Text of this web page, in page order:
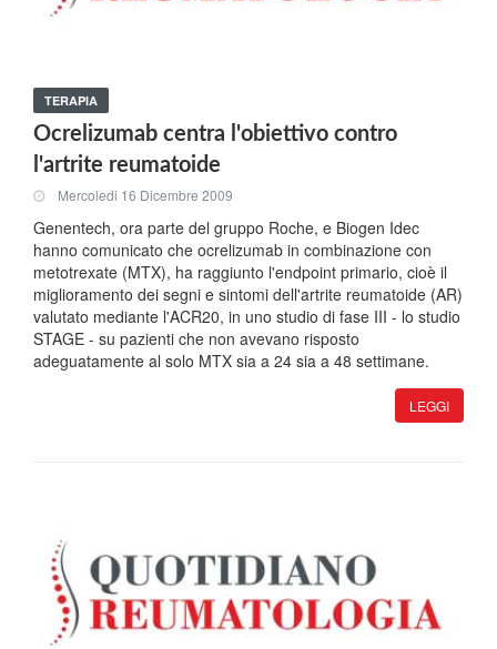
TERAPIA
Ocrelizumab centra l'obiettivo contro
l'artrite reumatoide
Mercoledi 16 Dicembre 2009
Genentech, ora parte del gruppo Roche, e Biogen Idec
hanno comunicato che ocrelizumab in combinazione con
metotrexate (MTX), ha raggiunto l'endpoint primario, cioè il
miglioramento dei segni e sintomi dell'artrite reumatoide (AR)
valutato mediante l'ACR20, in uno studio di fase III - lo studio
STAGE - su pazienti che non avevano risposto
adeguatamente al solo MTX sia a 24 sia a 48 settimane.
LEGGI